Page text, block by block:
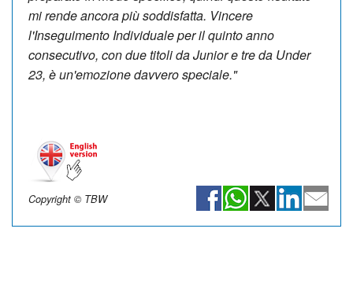
mi rende ancora più soddisfatta. Vincere
l'Inseguimento Individuale per il quinto anno
consecutivo, con due titoli da Junior e tre da Under
23, è un'emozione davvero speciale."
Copyright © TBW